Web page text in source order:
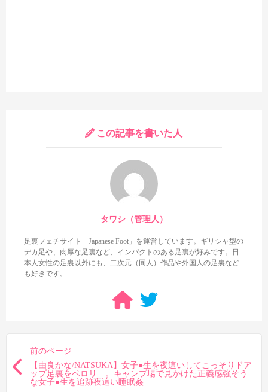
ということで、高学歴JDとして登場する逢見リカ・中丸未来・
宮藤ゆみな3人の良い足裏を見られる良作でした。とにかく四つ
ん這いの足裏がずば抜けて見応えがありましたね！ドアップ足裏
あり、足指グー足裏ありとかなりグッとくる足裏が多かったで
す。喘ぎ声をあげながらもイカないように我慢している姿も良い
興奮材料になるので、こういうミッション系の足裏が好きな方に
この記事を書いた人
タワシ（管理人）
足裏フェチサイト「Japanese Foot」を運営しています。ギリシャ型の
デカ足や、肉厚な足裏など、インパクトのある足裏が好みです。日
本人女性の足裏以外にも、二次元（同人）作品や外国人の足裏など
も好きです。
前のページ
【由良かな/NATSUKA】女子●生を夜這いしてこっそりドア
ップ足裏をペロリ…。キャンプ場で見かけた正義感強そう
な女子●生を追跡夜這い睡眠姦